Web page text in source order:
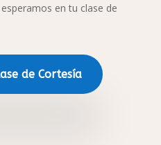
en tu clase de
de Cortesía